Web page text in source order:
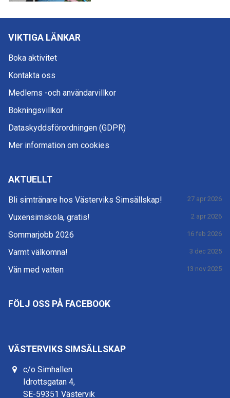
VIKTIGA LÄNKAR
Boka aktivitet
Kontakta oss
Medlems -och användarvillkor
Bokningsvillkor
Dataskyddsförordningen (GDPR)
Mer information om cookies
AKTUELLT
Bli simtränare hos Västerviks Simsällskap! 27 apr 2026
Vuxensimskola, gratis! 2 apr 2026
Sommarjobb 2026 16 feb 2026
Varmt välkomna! 3 dec 2025
Vän med vatten 13 nov 2025
FÖLJ OSS PÅ FACEBOOK
VÄSTERVIKS SIMSÄLLSKAP
c/o Simhallen
Idrottsgatan 4,
SE-59351 Västervik